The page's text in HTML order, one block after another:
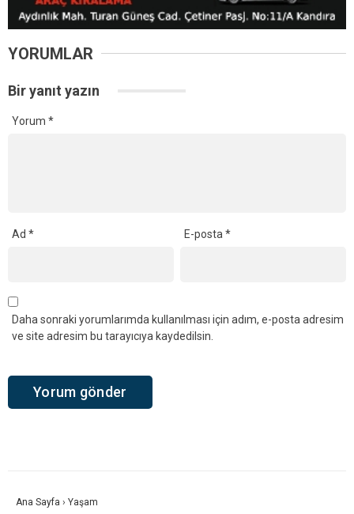
YORUMLAR
Bir yanıt yazın
Yorum *
Ad * E-posta*
Daha sonraki yorumlarımda kullanılması için adım, e-posta adresim
ve site adresim bu tarayıcıya kaydedilsin.
Ana Sayfa › Yaşam